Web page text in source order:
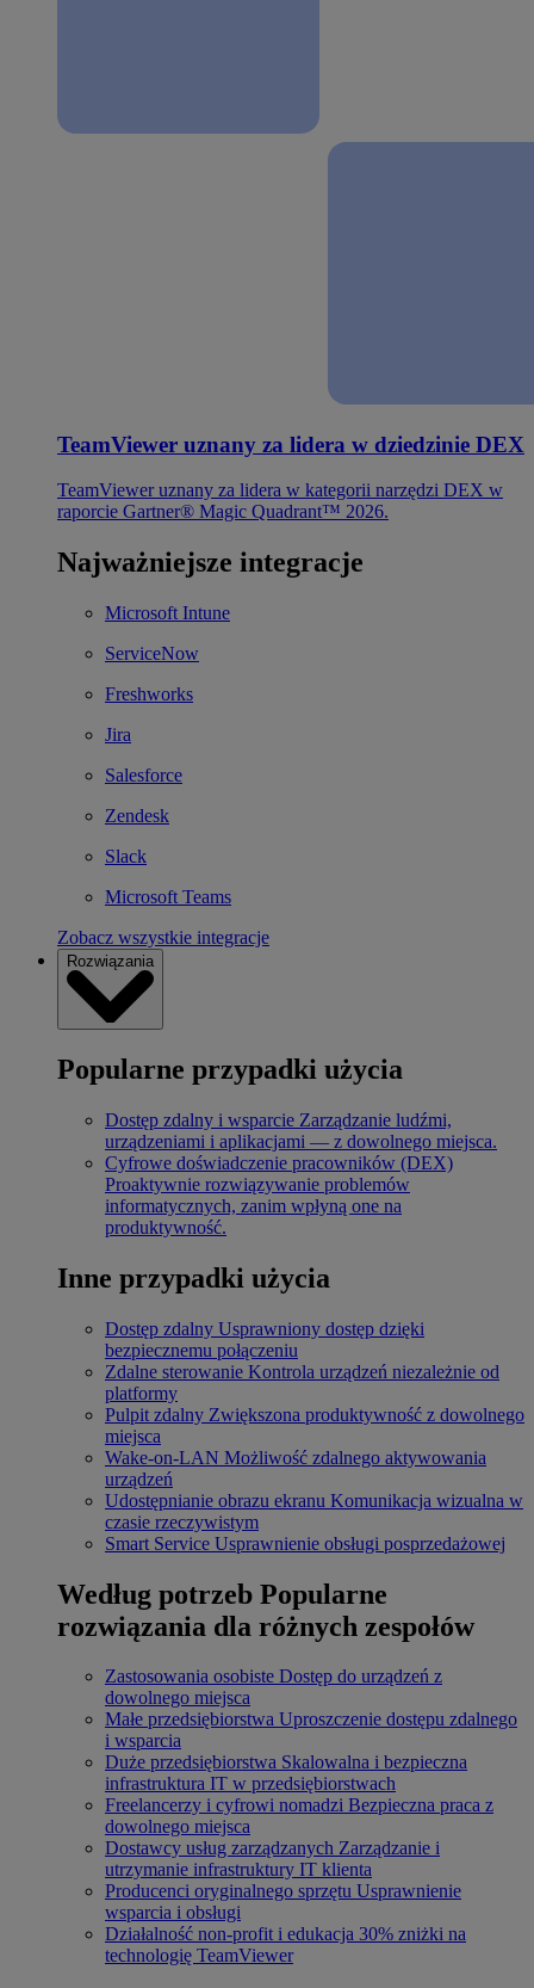
TeamViewer uznany za lidera w dziedzinie DEX
TeamViewer uznany za lidera w kategorii narzędzi DEX w
raporcie Gartner® Magic Quadrant™ 2026.
Najważniejsze integracje
Microsoft Intune
ServiceNow
Freshworks
Jira
Salesforce
Zendesk
Slack
Microsoft Teams
Zobacz wszystkie integracje
Rozwiązania
Popularne przypadki użycia
Dostęp zdalny i wsparcie Zarządzanie ludźmi,
urządzeniami i aplikacjami — z dowolnego miejsca.
Cyfrowe doświadczenie pracowników (DEX)
Proaktywnie rozwiązywanie problemów
informatycznych, zanim wpłyną one na
produktywność.
Inne przypadki użycia
Dostęp zdalny Usprawniony dostęp dzięki
bezpiecznemu połączeniu
Zdalne sterowanie Kontrola urządzeń niezależnie od
platformy
Pulpit zdalny Zwiększona produktywność z dowolnego
miejsca
Wake-on-LAN Możliwość zdalnego aktywowania
urządzeń
Udostępnianie obrazu ekranu Komunikacja wizualna w
czasie rzeczywistym
Smart Service Usprawnienie obsługi posprzedażowej
Według potrzeb Popularne
rozwiązania dla różnych zespołów
Zastosowania osobiste Dostęp do urządzeń z
dowolnego miejsca
Małe przedsiębiorstwa Uproszczenie dostępu zdalnego
i wsparcia
Duże przedsiębiorstwa Skalowalna i bezpieczna
infrastruktura IT w przedsiębiorstwach
Freelancerzy i cyfrowi nomadzi Bezpieczna praca z
dowolnego miejsca
Dostawcy usług zarządzanych Zarządzanie i
utrzymanie infrastruktury IT klienta
Producenci oryginalnego sprzętu Usprawnienie
wsparcia i obsługi
Działalność non-profit i edukacja 30% zniżki na
technologię TeamViewer